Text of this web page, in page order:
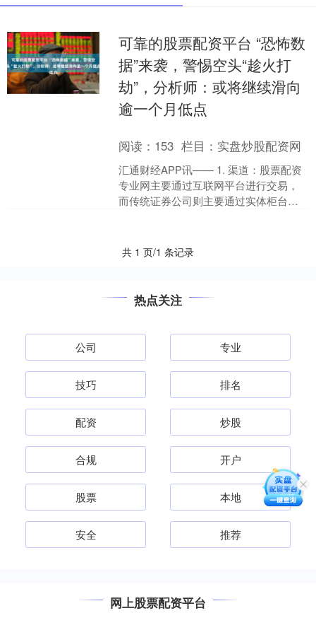
可靠的股票配资平台 “恐怖数
据”来袭，警惕空头“趁火打
劫”，分析师：或将继续滑向
逾一个月低点
阅读： 153 栏目： 实盘炒股配资网
汇通财经APP讯—— 1. 渠道：股票配资
专业网主要通过互联网平台进行交易，
而传统证券公司则主要通过实体柜台或
共 1 页/1 条记录
热点关注
公司 专业
技巧 排名
配资 炒股
合规 开户
股票 本地
安全 推荐
网上股票配资平台